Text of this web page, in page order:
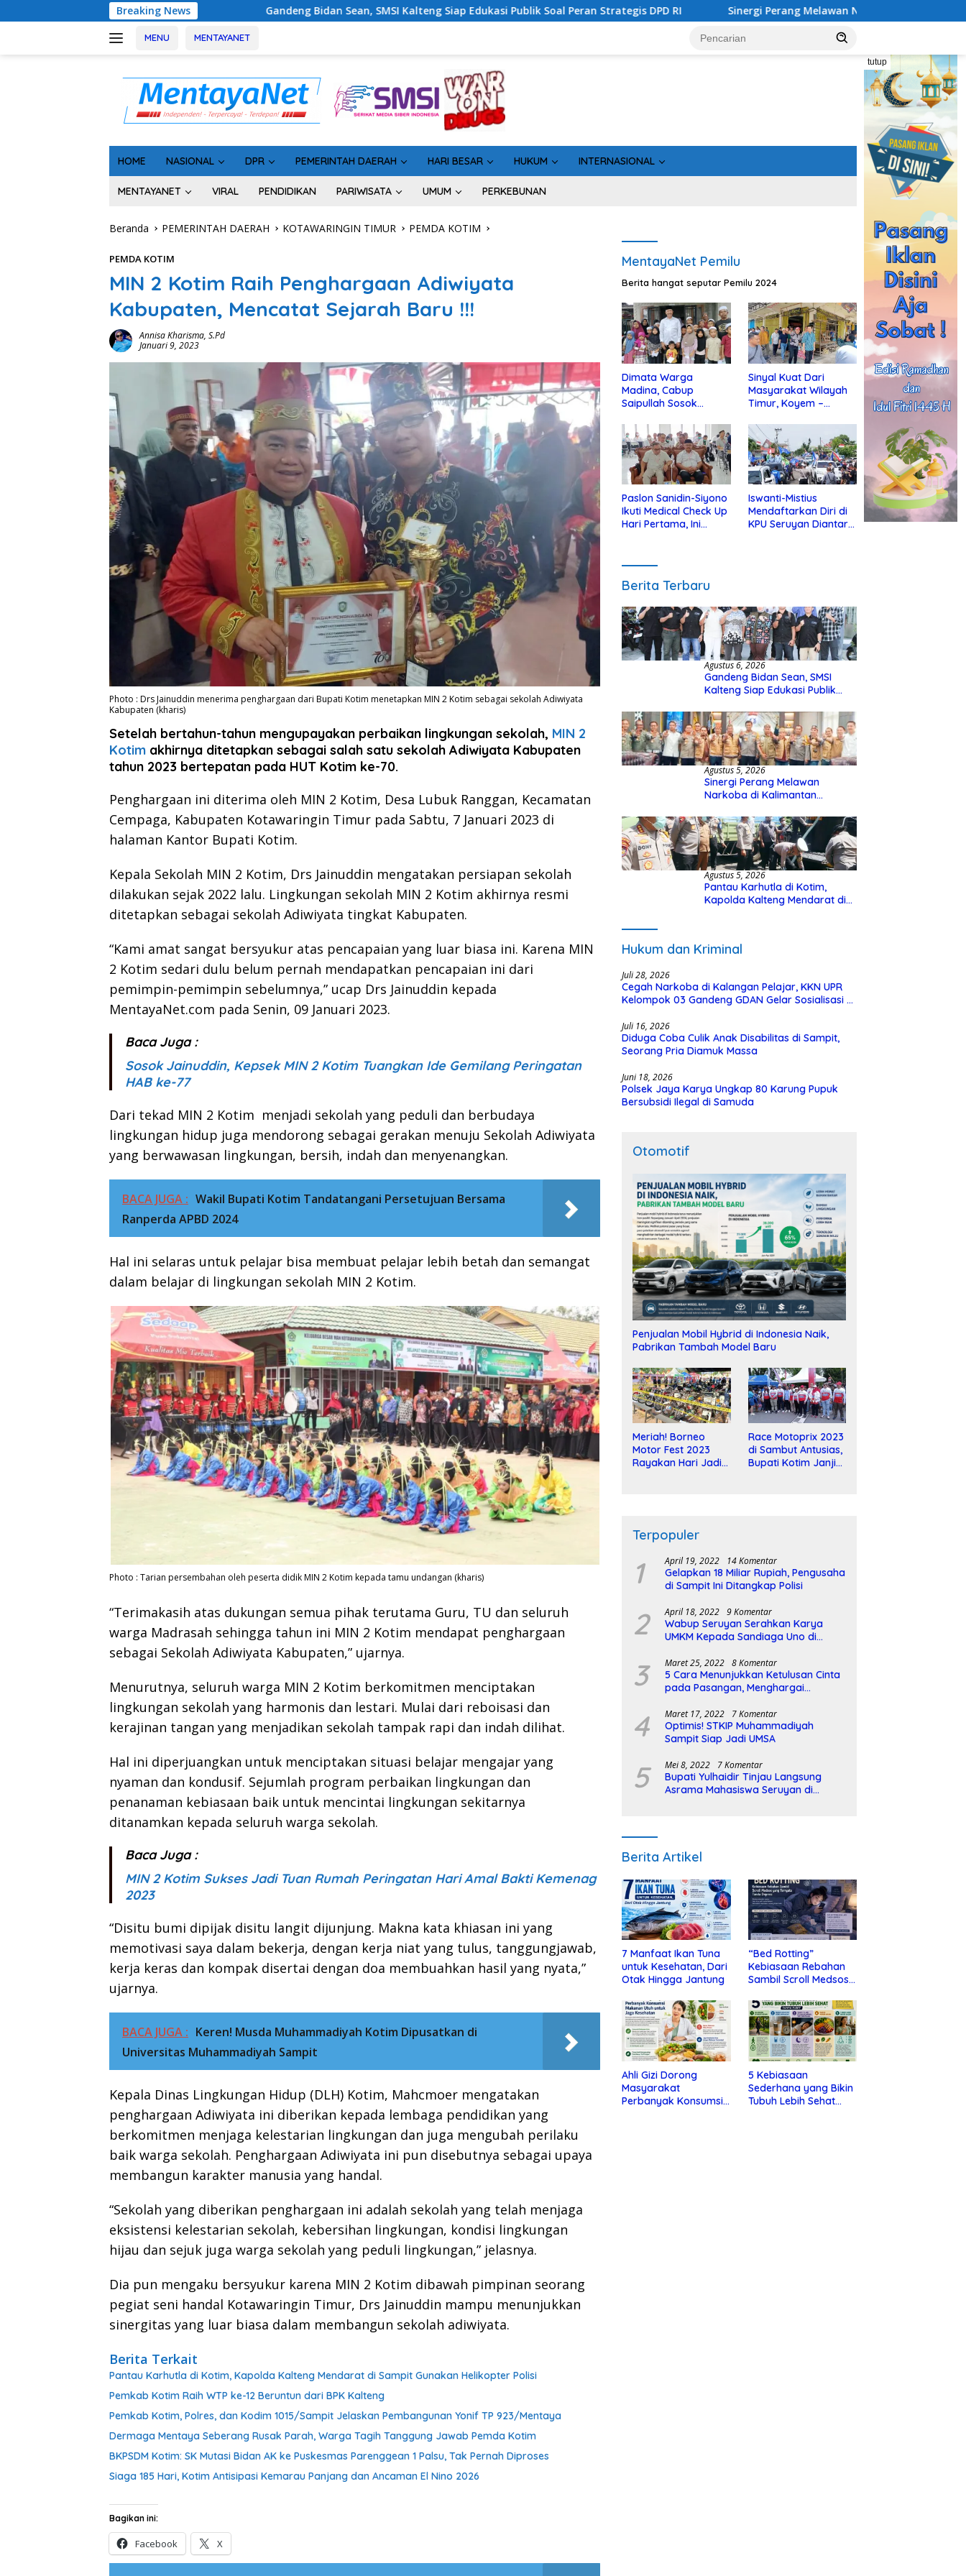
ke
Breaking News
Gandeng Bidan Sean, SMSI Kalteng Siap Edukasi Publik Soal Peran Strategis DPD RI Sinergi Perang Melawan Narkoba di Kalimantan Tengah, GDAN dan
MENU MENTAYANET
tutup
HOME NASIONAL DPR PEMERINTAH DAERAH HARI BESAR HUKUM INTERNASIONAL
MENTAYANET VIRAL PENDIDIKAN PARIWISATA UMUM PERKEBUNAN
Beranda PEMERINTAH DAERAH KOTAWARINGIN TIMUR PEMDA KOTIM
PEMDA KOTIM
MIN 2 Kotim Raih Penghargaan Adiwiyata
Kabupaten, Mencatat Sejarah Baru !!!
Annisa Kharisma, S.Pd
Januari 9, 2023
Photo : Drs Jainuddin menerima penghargaan dari Bupati Kotim menetapkan MIN 2 Kotim sebagai sekolah Adiwiyata
Kabupaten (kharis)
Setelah bertahun-tahun mengupayakan perbaikan lingkungan sekolah, MIN 2
Kotim akhirnya ditetapkan sebagai salah satu sekolah Adiwiyata Kabupaten
tahun 2023 bertepatan pada HUT Kotim ke-70.
Penghargaan ini diterima oleh MIN 2 Kotim, Desa Lubuk Ranggan, Kecamatan
Cempaga, Kabupaten Kotawaringin Timur pada Sabtu, 7 Januari 2023 di
halaman Kantor Bupati Kotim.
Kepala Sekolah MIN 2 Kotim, Drs Jainuddin mengatakan persiapan sekolah
dilakukan sejak 2022 lalu. Lingkungan sekolah MIN 2 Kotim akhirnya resmi
ditetapkan sebagai sekolah Adiwiyata tingkat Kabupaten.
“Kami amat sangat bersyukur atas pencapaian yang luar biasa ini. Karena MIN
2 Kotim sedari dulu belum pernah mendapatkan pencapaian ini dari
pemimpin-pemimpin sebelumnya,” ucap Drs Jainuddin kepada
MentayaNet.com pada Senin, 09 Januari 2023.
Baca Juga :
Sosok Jainuddin, Kepsek MIN 2 Kotim Tuangkan Ide Gemilang Peringatan
HAB ke-77
Dari tekad MIN 2 Kotim menjadi sekolah yang peduli dan berbudaya
lingkungan hidup juga mendorong sebagai gerakan menuju Sekolah Adiwiyata
yang berwawasan lingkungan, bersih, indah dan menyenangkan.
BACA JUGA : Wakil Bupati Kotim Tandatangani Persetujuan Bersama
Ranperda APBD 2024
Hal ini selaras untuk pelajar bisa membuat pelajar lebih betah dan semangat
dalam belajar di lingkungan sekolah MIN 2 Kotim.
Photo : Tarian persembahan oleh peserta didik MIN 2 Kotim kepada tamu undangan (kharis)
“Terimakasih atas dukungan semua pihak terutama Guru, TU dan seluruh
warga Madrasah sehingga tahun ini MIN 2 Kotim mendapat penghargaan
sebagai Sekolah Adiwiyata Kabupaten,” ujarnya.
Menurutnya, seluruh warga MIN 2 Kotim berkomitmen menciptakan
lingkungan sekolah yang harmonis dan lestari. Mulai dari reboisasi dan
kerajinan tangan yang menjadikan sekolah tampak rapi dan indah dilihat.
Hal ini diperjuangkan untuk menciptakan situasi belajar mengajar yang
nyaman dan kondusif. Sejumlah program perbaikan lingkungan dan
penanaman kebiasaan baik untuk mencintai lingkungan sekitarnya
ditanamkan kepada seluruh warga sekolah.
Baca Juga :
MIN 2 Kotim Sukses Jadi Tuan Rumah Peringatan Hari Amal Bakti Kemenag
2023
“Disitu bumi dipijak disitu langit dijunjung. Makna kata khiasan ini yang
memotivasi saya dalam bekerja, dengan kerja niat yang tulus, tanggungjawab,
kerja keras dan kompak disertai dengan doa membuahkan hasil yang nyata,”
ujarnya.
BACA JUGA : Keren! Musda Muhammadiyah Kotim Dipusatkan di
Universitas Muhammadiyah Sampit
Kepala Dinas Lingkungan Hidup (DLH) Kotim, Mahcmoer mengatakan
penghargaan Adiwiyata ini diberikan kepada lembaga pendidikan yang
berkomitmen menjaga kelestarian lingkungan dan juga mengubah perilaku
baik warga sekolah. Penghargaan Adiwiyata ini pun disebutnya sebagai upaya
membangun karakter manusia yang handal.
“Sekolah yang diberikan penghargaan ini adalah sekolah yang telah menjaga
eksistensi kelestarian sekolah, kebersihan lingkungan, kondisi lingkungan
hijau dan sejuk juga warga sekolah yang peduli lingkungan,” jelasnya.
Dia pun mengaku bersyukur karena MIN 2 Kotim dibawah pimpinan seorang
pegiat seni handal Kotawaringin Timur, Drs Jainuddin mampu menunjukkan
sinergitas yang luar biasa dalam membangun sekolah adiwiyata.
Berita Terkait
Pantau Karhutla di Kotim, Kapolda Kalteng Mendarat di Sampit Gunakan Helikopter Polisi
Pemkab Kotim Raih WTP ke-12 Beruntun dari BPK Kalteng
Pemkab Kotim, Polres, dan Kodim 1015/Sampit Jelaskan Pembangunan Yonif TP 923/Mentaya
Dermaga Mentaya Seberang Rusak Parah, Warga Tagih Tanggung Jawab Pemda Kotim
BKPSDM Kotim: SK Mutasi Bidan AK ke Puskesmas Parenggean 1 Palsu, Tak Pernah Diproses
Siaga 185 Hari, Kotim Antisipasi Kemarau Panjang dan Ancaman El Nino 2026
Bagikan ini:
Facebook X
MentayaNet Pemilu
Berita hangat seputar Pemilu 2024
Dimata Warga
Madina, Cabup
Saipullah Sosok
Anak Yatim
Sinyal Kuat Dari
Masyarakat Wilayah
Timur, Koyem –
di Kotim
Paslon Sanidin-Siyono
Ikuti Medical Check Up
Hari Pertama, Ini
Iswanti-Mistius
Mendaftarkan Diri di
KPU Seruyan Diantar
Berita Terbaru
Agustus 6, 2026
Gandeng Bidan Sean, SMSI
Kalteng Siap Edukasi Publik
Agustus 5, 2026
Sinergi Perang Melawan
Narkoba di Kalimantan
Kalteng Siapkan Deklarasi
Akbar
Agustus 5, 2026
Pantau Karhutla di Kotim,
Kapolda Kalteng Mendarat di
Hukum dan Kriminal
Juli 28, 2026
Cegah Narkoba di Kalangan Pelajar, KKN UPR
Kelompok 03 Gandeng GDAN Gelar Sosialisasi di
Juli 16, 2026
Diduga Coba Culik Anak Disabilitas di Sampit,
Seorang Pria Diamuk Massa
Juni 18, 2026
Polsek Jaya Karya Ungkap 80 Karung Pupuk
Bersubsidi Ilegal di Samuda
Otomotif
Penjualan Mobil Hybrid di Indonesia Naik,
Pabrikan Tambah Model Baru
Meriah! Borneo
Motor Fest 2023
Rayakan Hari Jadi
Race Motoprix 2023
di Sambut Antusias,
Bupati Kotim Janji
Terpopuler
1 April 19, 2022 14 Komentar
Gelapkan 18 Miliar Rupiah, Pengusaha
di Sampit Ini Ditangkap Polisi
2 April 18, 2022 9 Komentar
Wabup Seruyan Serahkan Karya
UMKM Kepada Sandiaga Uno di
3 Maret 25, 2022 8 Komentar
5 Cara Menunjukkan Ketulusan Cinta
pada Pasangan, Menghargai
4 Maret 17, 2022 7 Komentar
Optimis! STKIP Muhammadiyah
Sampit Siap Jadi UMSA
5 Mei 8, 2022 7 Komentar
Bupati Yulhaidir Tinjau Langsung
Asrama Mahasiswa Seruyan di
Berita Artikel
7 Manfaat Ikan Tuna
untuk Kesehatan, Dari
Otak Hingga Jantung
“Bed Rotting”
Kebiasaan Rebahan
Sambil Scroll Medsos
Depresi
Ahli Gizi Dorong
Masyarakat
Perbanyak Konsumsi
5 Kebiasaan
Sederhana yang Bikin
Tubuh Lebih Sehat